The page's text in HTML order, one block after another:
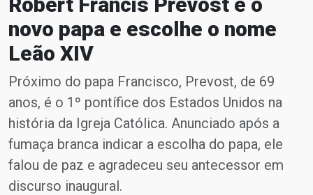
novo papa e escolhe o nome
Leão XIV
Próximo do papa Francisco, Prevost, de 69
anos, é o 1º pontífice dos Estados Unidos na
história da Igreja Católica. Anunciado após a
fumaça branca indicar a escolha do papa, ele
falou de paz e agradeceu seu antecessor em
discurso inaugural.